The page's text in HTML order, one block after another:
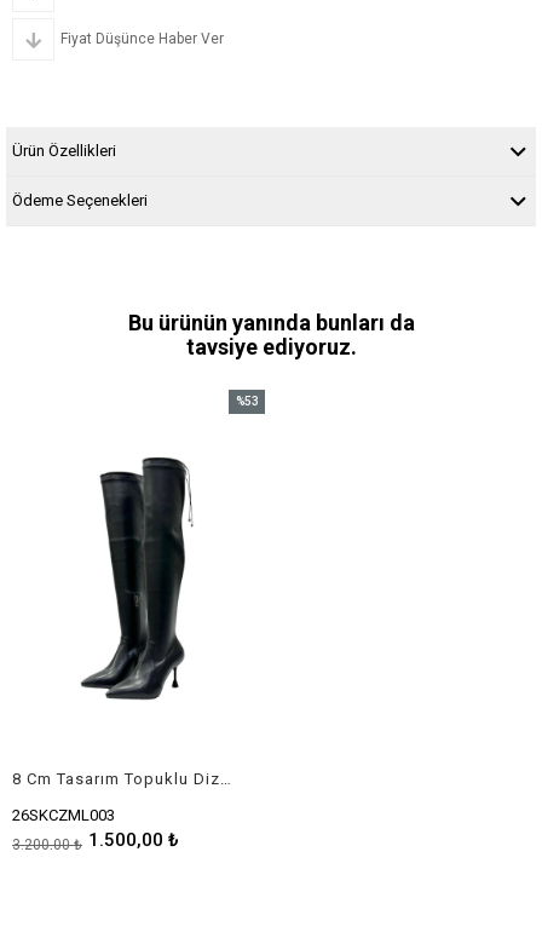
Fiyat Düşünce Haber Ver
Ürün Özellikleri
Ödeme Seçenekleri
Bu ürünün yanında bunları da
tavsiye ediyoruz.
26SKCZML003
1.500,00 ₺
3.200,00 ₺
%53